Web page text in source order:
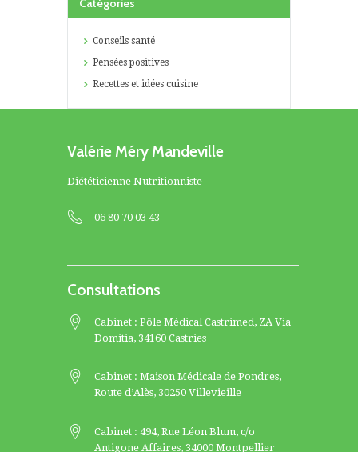
Catégories
Conseils santé
Pensées positives
Recettes et idées cuisine
Valérie Méry Mandeville
Diététicienne Nutritionniste
06 80 70 03 43
Consultations
Cabinet : Pôle Médical Castrimed, ZA Via
Domitia, 34160 Castries
Cabinet : Maison Médicale de Pondres,
Route d’Alès, 30250 Villevieille
Cabinet : 494, Rue Léon Blum, c/o
Antigone Affaires, 34000 Montpellier